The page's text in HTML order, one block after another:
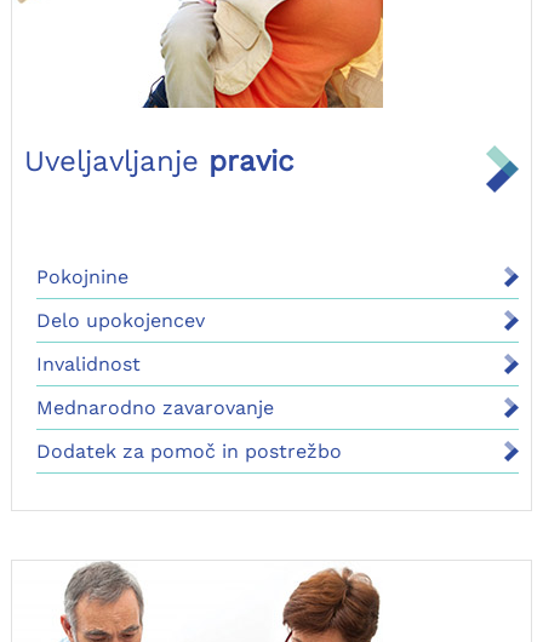
Uveljavljanje pravic
Pokojnine
Delo upokojencev
Invalidnost
Mednarodno zavarovanje
Dodatek za pomoč in postrežbo